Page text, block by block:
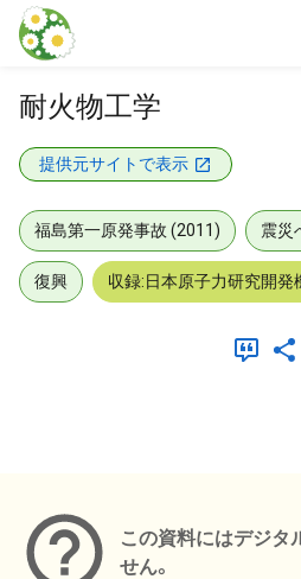
本文に飛ぶ
耐火物工学
提供元サイトで表示
福島第一原発事故 (2011) 震災
復興 収録:日本原子力研究開発
この資料にはデジタ
せん。